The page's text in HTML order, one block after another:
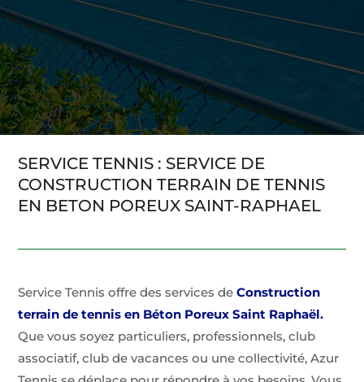
SERVICE TENNIS : SERVICE DE
CONSTRUCTION TERRAIN DE TENNIS
EN BETON POREUX SAINT-RAPHAEL
Service Tennis offre des services deConstruction
terrain de tennis en Béton Poreux Saint Raphaël.
Que vous soyez particuliers, professionnels, club
associatif, club de vacances ou une collectivité, Azur